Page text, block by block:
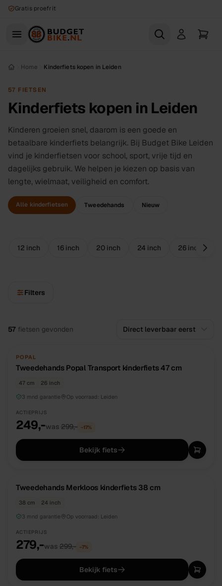
Naar hoofdinhoud
Gratis proefrit
Home Kinderfiets kopen in Leiden
57 FIETSEN
Kinderfiets kopen in Leiden
Kinderen groeien snel, daarom is een goede en
betaalbare kinderfiets belangrijk. Bij Budget Bike Leiden
vind je kinderfietsen voor school, sport, vrije tijd en
dagelijks gebruik. We helpen je kiezen op basis van
lengte, wielmaat, veiligheid en comfort.
Alle kinderfietsen Tweedehands Nieuw
12 inch 16 inch 20 inch 24 inch 26 inch
Filters
Alle
57 fietsen gevonden
TWEEDEHANDS
POPAL
Tweedehands Popal Transport kinderfiets 47 cm
47 cm
26 inch
3 mnd garantie
Op voorraad: Leiden
ACTIEPRIJS
249,-was 299,- −17%
Bekijk fiets
TWEEDEHANDS
Tweedehands Merkloos kinderfiets 38 cm
38 cm
24 inch
3 mnd garantie
Op voorraad: Leiden
ACTIEPRIJS
279,-was 299,- −7%
Bekijk fiets